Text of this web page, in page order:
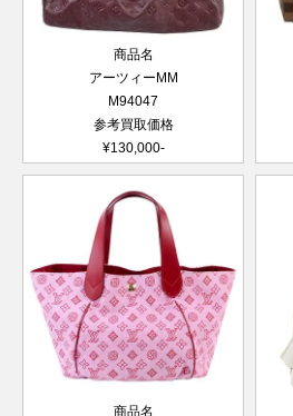
商品名
アーツィーMM
M94047
参考買取価格
¥130,000-
商品名